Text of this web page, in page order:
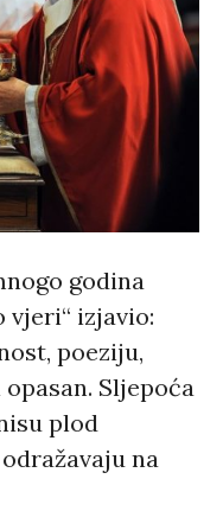
godina
vjeri“ izjavio:
poeziju,
Sljepoća
plod
na